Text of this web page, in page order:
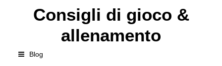
Consigli di gioco &
allenamento
Blog